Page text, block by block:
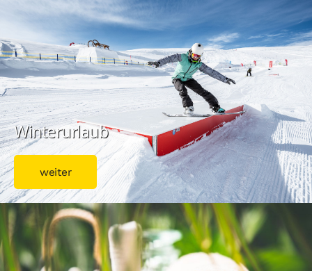
Winterurlaub
weiter